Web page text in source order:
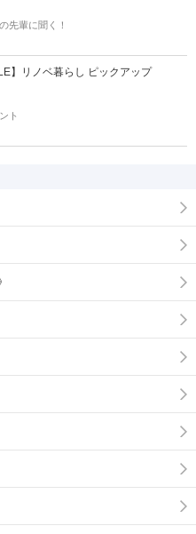
先輩に聞く！
】リノベ暮らし ピックアップ
ト